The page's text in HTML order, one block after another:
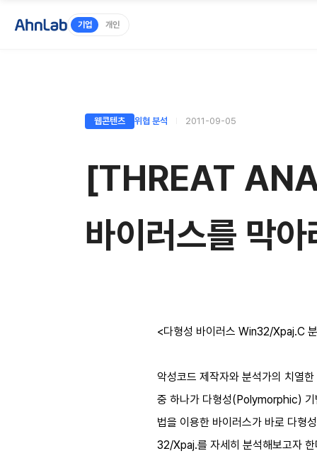
기업 개인
웹콘텐츠 위협 분석 2011-09-05
[THREAT
바이러스를 막아
<다형성 바이러스 Win32/Xpaj.C
악성코드 제작자와 분석가의 치열
중 하나가 다형성(Polymorphic) 기
법을 이용한 바이러스가 바로 다형
32/Xpaj.를 자세히 분석해보고자